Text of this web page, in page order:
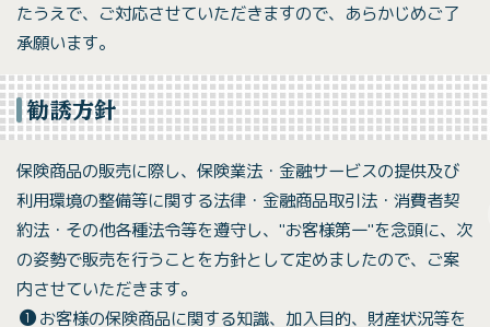
たうえで、ご対応させていただきますので、あらかじめご了
承願います。
勧誘方針
保険商品の販売に際し、保険業法・金融サービスの提供及び
利用環境の整備等に関する法律・金融商品取引法・消費者契
約法・その他各種法令等を遵守し、"お客様第一"を念頭に、次
の姿勢で販売を行うことを方針として定めましたので、ご案
内させていただきます。
お客様の保険商品に関する知識、加入目的、財産状況等を